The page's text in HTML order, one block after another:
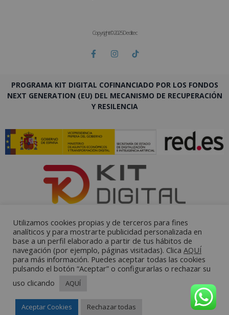
Copyright © 2025 Deditec
PROGRAMA KIT DIGITAL COFINANCIADO POR LOS FONDOS
NEXT GENERATION (EU) DEL MECANISMO DE RECUPERACIÓN
Y RESILENCIA
Utilizamos cookies propias y de terceros para fines
analíticos y para mostrarte publicidad personalizada en
base a un perfil elaborado a partir de tus hábitos de
navegación (por ejemplo, páginas visitadas). Clica AQUÍ
para más información. Puedes aceptar todas las cookies
pulsando el botón “Aceptar” o configurarlas o rechazar su
uso clicando
AQUÍ
Aceptar Cookies Rechazar todas